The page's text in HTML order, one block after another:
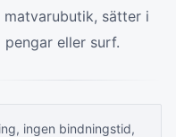
matvarubutik, sätter i
eller surf.
ingen bindningstid,